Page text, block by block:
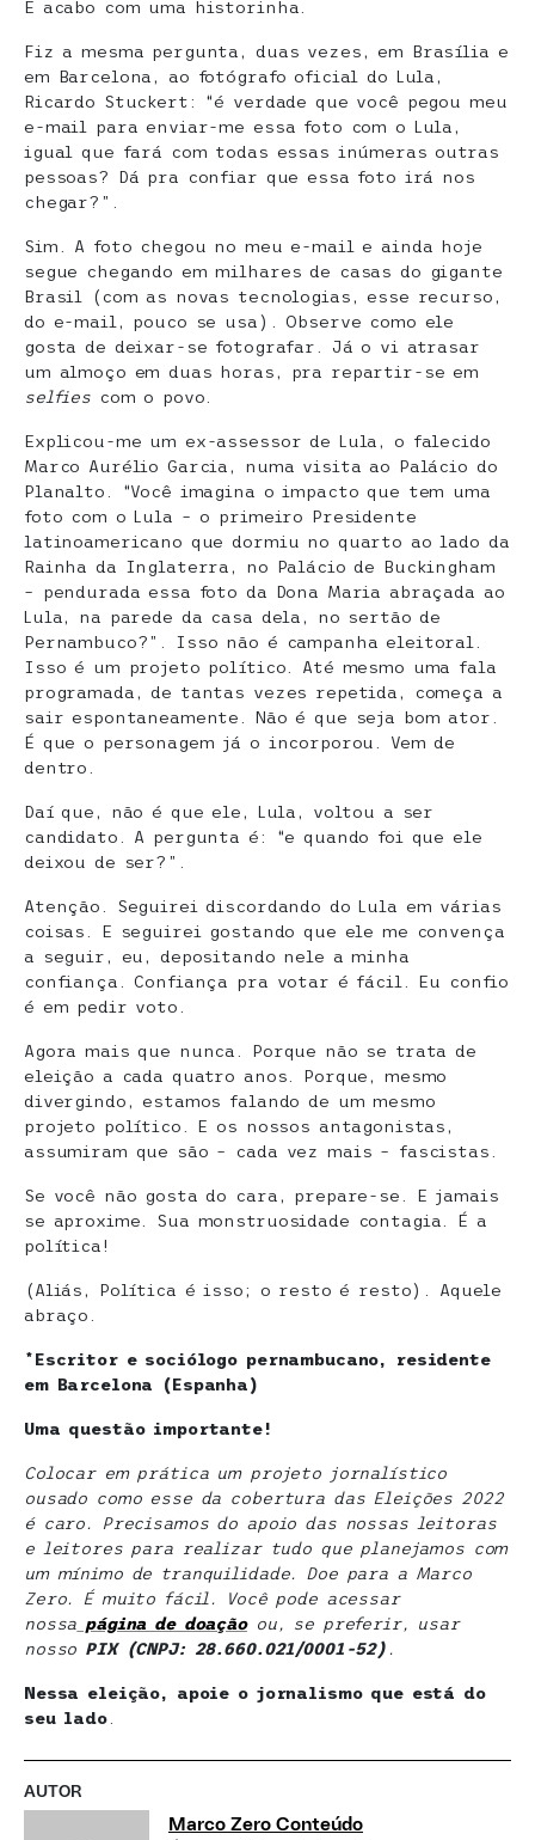
E acabo com uma historinha.
Fiz a mesma pergunta, duas vezes, em Brasília e
em Barcelona, ao fotógrafo oficial do Lula,
Ricardo Stuckert: “é verdade que você pegou meu
e-mail para enviar-me essa foto com o Lula,
igual que fará com todas essas inúmeras outras
pessoas? Dá pra confiar que essa foto irá nos
chegar?”.
Sim. A foto chegou no meu e-mail e ainda hoje
segue chegando em milhares de casas do gigante
Brasil (com as novas tecnologias, esse recurso,
do e-mail, pouco se usa). Observe como ele
gosta de deixar-se fotografar. Já o vi atrasar
um almoço em duas horas, pra repartir-se em
selfies com o povo.
Explicou-me um ex-assessor de Lula, o falecido
Marco Aurélio Garcia, numa visita ao Palácio do
Planalto. “Você imagina o impacto que tem uma
foto com o Lula – o primeiro Presidente
latinoamericano que dormiu no quarto ao lado da
Rainha da Inglaterra, no Palácio de Buckingham
– pendurada essa foto da Dona Maria abraçada ao
Lula, na parede da casa dela, no sertão de
Pernambuco?”. Isso não é campanha eleitoral.
Isso é um projeto político. Até mesmo uma fala
programada, de tantas vezes repetida, começa a
sair espontaneamente. Não é que seja bom ator.
É que o personagem já o incorporou. Vem de
dentro.
Daí que, não é que ele, Lula, voltou a ser
candidato. A pergunta é: “e quando foi que ele
deixou de ser?”.
Atenção. Seguirei discordando do Lula em várias
coisas. E seguirei gostando que ele me convença
a seguir, eu, depositando nele a minha
confiança. Confiança pra votar é fácil. Eu confio
é em pedir voto.
Agora mais que nunca. Porque não se trata de
eleição a cada quatro anos. Porque, mesmo
divergindo, estamos falando de um mesmo
projeto político. E os nossos antagonistas,
assumiram que são – cada vez mais – fascistas.
Se você não gosta do cara, prepare-se. E jamais
se aproxime. Sua monstruosidade contagia. É a
política!
(Aliás, Política é isso; o resto é resto). Aquele
abraço.
*Escritor e sociólogo pernambucano, residente
em Barcelona (Espanha)
Uma questão importante!
Colocar em prática um projeto jornalístico
ousado como esse da cobertura das Eleições 2022
é caro. Precisamos do apoio das nossas leitoras
e leitores para realizar tudo que planejamos com
um mínimo de tranquilidade. Doe para a Marco
Zero. É muito fácil. Você pode acessar
nossa página de doaçãoou, se preferir, usar
nosso PIX (CNPJ: 28.660.021/0001-52) .
Nessa eleição, apoie o jornalismo que está do
seu lado.
AUTOR
Marco Zero Conteúdo